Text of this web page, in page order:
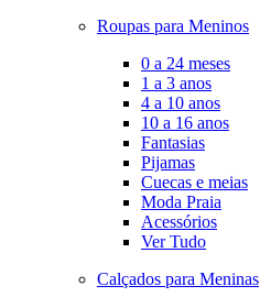
Roupas para Meninos
0 a 24 meses
1 a 3 anos
4 a 10 anos
10 a 16 anos
Fantasias
Pijamas
Cuecas e meias
Moda Praia
Acessórios
Ver Tudo
Calçados para Meninas